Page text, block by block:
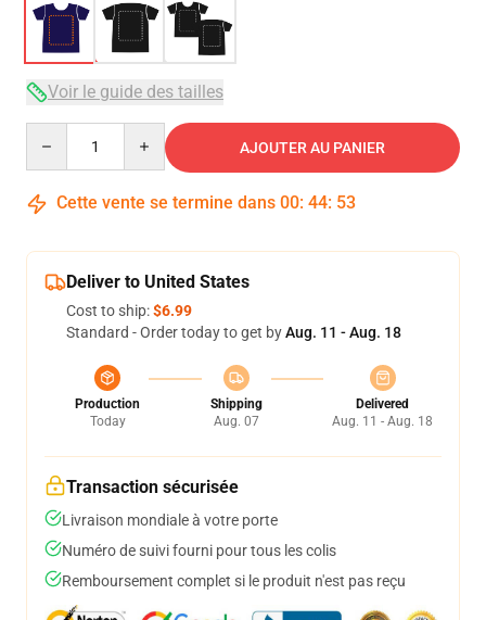
Voir le guide des tailles
AJOUTER AU PANIER
Cette vente se termine dans 00: 44: 53
Deliver to United States
Cost to ship:$6.99
Standard - Order today to get byAug. 11 - Aug. 18
Production
Today
Shipping
Aug. 07
Delivered
Aug. 11 - Aug. 18
Transaction sécurisée
Livraison mondiale à votre porte
Numéro de suivi fourni pour tous les colis
Remboursement complet si le produit n'est pas reçu